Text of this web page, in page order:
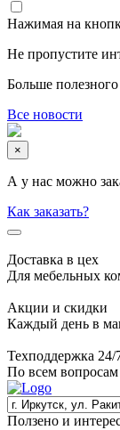
Нажимая на
Не пропустите
Больше полезного
Все новости
×
А у нас можно
Как заказать?
Доставка в цех
Для мебельных
Акции и скидки
Каждый день в
Техподдержка 24/
По всем вопросам
Ползено и